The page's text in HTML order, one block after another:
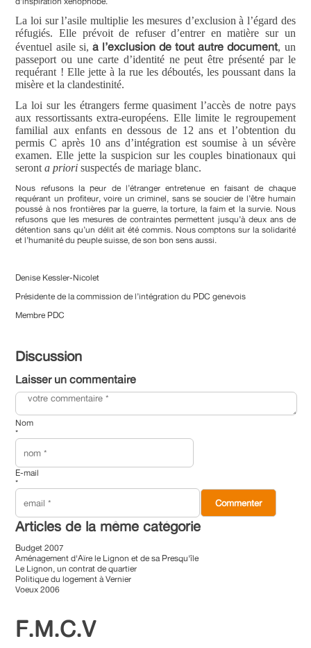
La loi sur l’asile multiplie les mesures d’exclusion à l’égard des
réfugiés. Elle prévoit de refuser d’entrer en matière sur un
éventuel asile si, à l’exclusion de tout autre document, un
passeport ou une carte d’identité ne peut être présenté par le
requérant ! Elle jette à la rue les déboutés, les poussant dans la
misère et la clandestinité.
La loi sur les étrangers ferme quasiment l’accès de notre pays
aux ressortissants extra-européens. Elle limite le regroupement
familial aux enfants en dessous de 12 ans et l’obtention du
permis C après 10 ans d’intégration est soumise à un sévère
examen. Elle jette la suspicion sur les couples binationaux qui
seronta priorisuspectés de mariage blanc.
Nous refusons la peur de l’étranger entretenue en faisant de chaque
requérant un profiteur, voire un criminel, sans se soucier de l’être humain
poussé à nos frontières par la guerre, la torture, la faim et la survie. Nous
refusons que les mesures de contraintes permettent jusqu’à deux ans de
détention sans qu’un délit ait été commis. Nous comptons sur la solidarité
et l’humanité du peuple suisse, de son bon sens aussi.
Denise Kessler-Nicolet
Présidente de la commission de l’intégration du PDC genevois
Membre PDC
Discussion
Laisser un commentaire
Nom
*
E-mail
*
Articles de la même catégorie
Budget 2007
Aménagement d'Aïre le Lignon et de sa Presqu'île
Le Lignon, un contrat de quartier
Politique du logement à Vernier
Voeux 2006
F.M.C.V